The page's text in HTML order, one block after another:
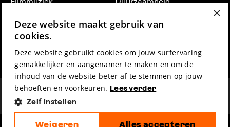
Press & Industry
Film Fest Friends
vrijwilligerswerk bij FFG
Privacy & Disclaimer
×
Deze website maakt gebruik van
cookies.
Deze website gebruikt cookies om jouw surfervaring
gemakkelijker en aangenamer te maken en om de
inhoud van de website beter af te stemmen op jouw
behoeften en voorkeuren. Lees verder
Zelf instellen
Alles accepteren
Weigeren